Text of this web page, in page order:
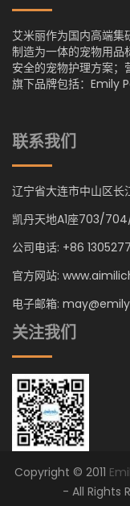
艾米丽作为国内高端集
制造为一体的宠物用品
安全的宠物护理方案；
旗下品牌包括：Emily
联系我们
辽宁省大连市中山区长
凯丹天地A1座703/
公司电话: +86
官方网站:
电子邮箱:
关注我们
Copyright © 2011
- All Rights